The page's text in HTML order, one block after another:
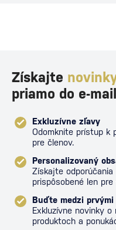
Získajte
priamo do e-
Exkluzívne zľavy
Odomknite prístup k
pre členov.
Personalizovaný
Získajte odporúčania
prispôsobené len pre
Buďte medzi prvými
Exkluzívne novinky o
produktoch a